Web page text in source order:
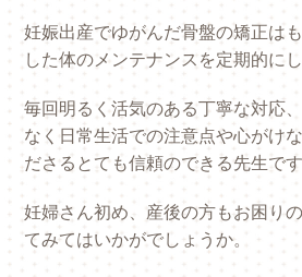
妊娠出産でゆがんだ骨盤の矯正は
した体のメンテナンスを定期的に
毎回明るく活気のある丁寧な対応
なく日常生活での注意点や心がけ
ださるとても信頼のできる先生で
妊婦さん初め、産後の方もお困り
てみてはいかがでしょうか。